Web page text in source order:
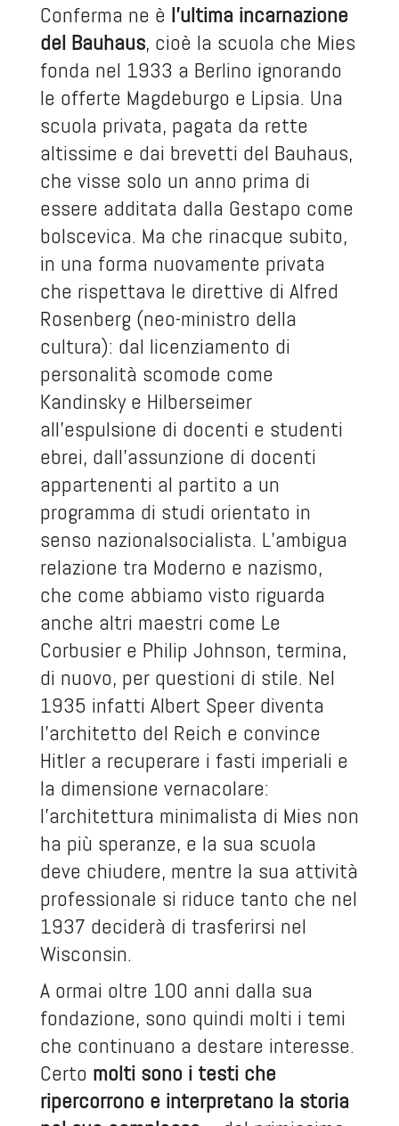
Conferma ne è l’ultima incarnazione
del Bauhaus, cioè la scuola che Mies
fonda nel 1933 a Berlino ignorando
le offerte Magdeburgo e Lipsia. Una
scuola privata, pagata da rette
altissime e dai brevetti del Bauhaus,
che visse solo un anno prima di
essere additata dalla Gestapo come
bolscevica. Ma che rinacque subito,
in una forma nuovamente privata
che rispettava le direttive di Alfred
Rosenberg (neo-ministro della
cultura): dal licenziamento di
personalità scomode come
Kandinsky e Hilberseimer
all’espulsione di docenti e studenti
ebrei, dall’assunzione di docenti
appartenenti al partito a un
programma di studi orientato in
senso nazionalsocialista. L’ambigua
relazione tra Moderno e nazismo,
che come abbiamo visto riguarda
anche altri maestri come Le
Corbusier e Philip Johnson, termina,
di nuovo, per questioni di stile. Nel
1935 infatti Albert Speer diventa
l’architetto del Reich e convince
Hitler a recuperare i fasti imperiali e
la dimensione vernacolare:
l’architettura minimalista di Mies non
ha più speranze, e la sua scuola
deve chiudere, mentre la sua attività
professionale si riduce tanto che nel
1937 deciderà di trasferirsi nel
Wisconsin.
A ormai oltre 100 anni dalla sua
fondazione, sono quindi molti i temi
che continuano a destare interesse.
Certo molti sono i testi che
ripercorrono e interpretano la storia